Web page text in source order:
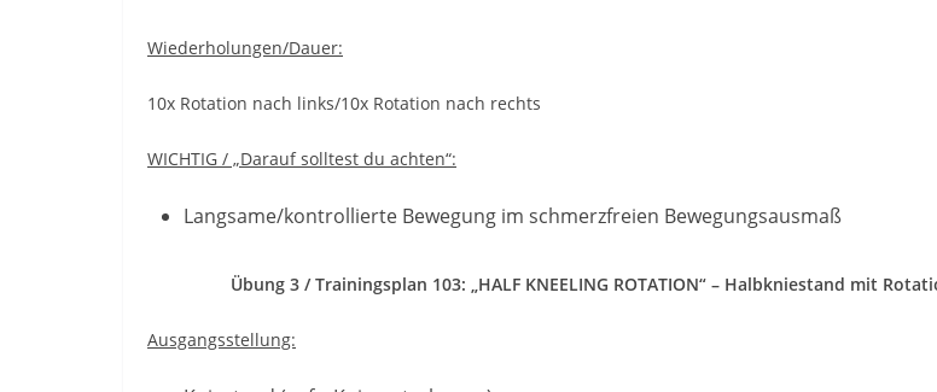
Wiederholungen/Dauer:
10x Rotation nach links/10x Rotation nach rechts
WICHTIG / „Darauf solltest du achten“:
Langsame/kontrollierte Bewegung im schmerzfreien Bewegungsausmaß
Übung 3 / Trainingsplan 103: „HALF KNEELING ROTATION“ – Halbkniestand mit
Ausgangsstellung: